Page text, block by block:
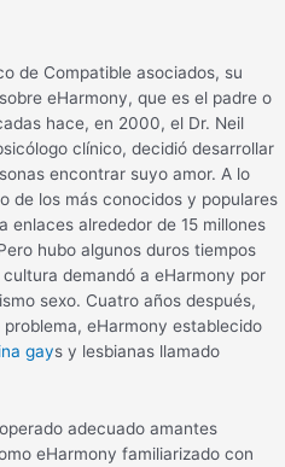
de Compatible asociados, su
eHarmony, que es el padre o
hace, en 2000, el Dr. Neil
clínico, decidió desarrollar
encontrar suyo amor. A lo
de los más conocidos y populares
enlaces alrededor de 15 millones
hubo algunos duros tiempos
demandó a eHarmony por
sexo. Cuatro años después,
eHarmony establecido
gays y lesbianas llamado
adecuado amantes
eHarmony familiarizado con